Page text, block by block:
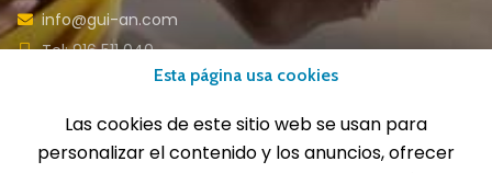
info@gui-an.com
Tel: 916 511 040
Whatsapp: 609 72 24 10
Fax: 916 537 814
Esta página usa cookies
Las cookies de este sitio web se usan para
personalizar el contenido y los anuncios, ofrecer